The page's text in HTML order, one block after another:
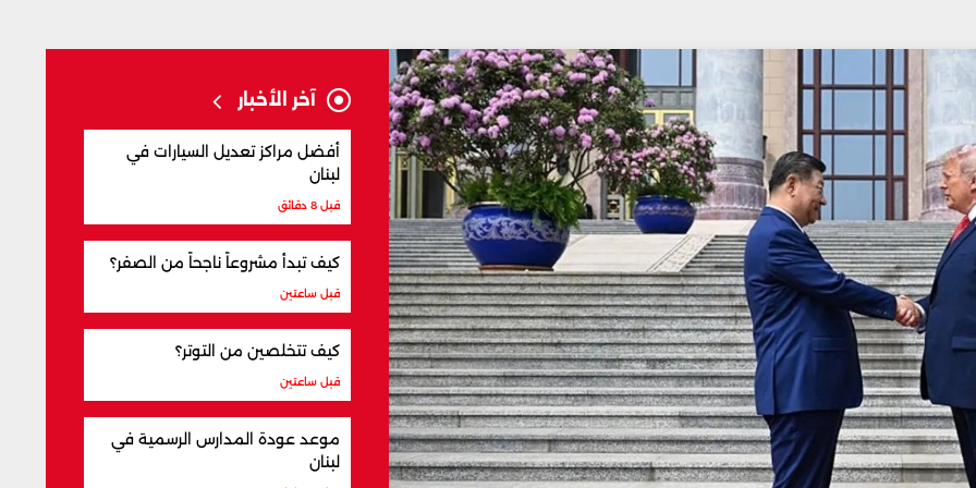
آخر الأخبار
أفضل مراكز تعديل السيارات في
لبنان
قبل 8 دقائق
كيف تبدأ مشروعاً ناجحاً من الصفر؟
قبل ساعتين
كيف تتخلصين من التوتر؟
قبل ساعتين
موعد عودة المدارس الرسمية في
لبنان